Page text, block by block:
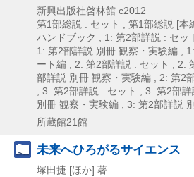
新興出版社啓林館 c2012
第1部総説 : セット , 第1部総説 [本
ハンドブック , 1: 第2部詳説 : セッ
1: 第2部詳説 別冊 観察・実験編 ,
ート編 , 2: 第2部詳説 : セット , 2:
部詳説 別冊 観察・実験編 , 2: 第2
, 3: 第2部詳説 : セット , 3: 第2部
別冊 観察・実験編 , 3: 第2部詳説
所蔵館21館
未来へひろがるサイエンス
塚田捷 [ほか] 著